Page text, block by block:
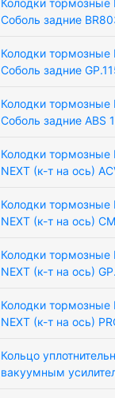
Колодки тормозные
Соболь задние
Колодки тормозные
Соболь задние
Колодки тормозные
Соболь задние АВS
Колодки тормозные
NEXT (к-т на ось)
Колодки тормозные
NEXT (к-т на ось)
Колодки тормозные
NEXT (к-т на ось)
Колодки тормозные
NEXT (к-т на ось)
Кольцо
вакуумным